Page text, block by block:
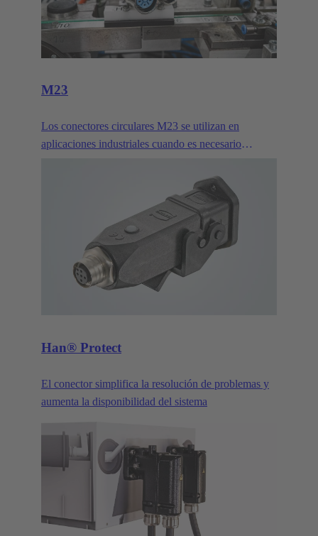
M23
Los conectores circulares M23 se utilizan en
aplicaciones industriales cuando es necesario
contactos de señales. Normalmente se utilizan para
Han® Protect
El conector simplifica la resolución de problemas y
aumenta la disponibilidad del sistema